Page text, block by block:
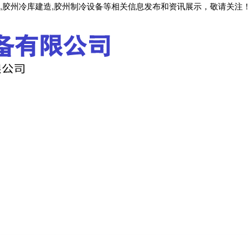
,胶州冷库建造,胶州制冷设备等相关信息发布和资讯展示，敬请关注！